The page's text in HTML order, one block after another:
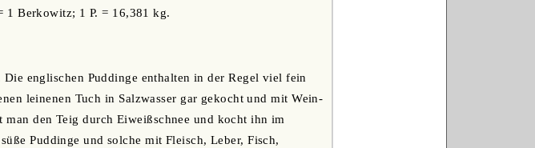
1 Berkowitz; 1 P. = 16,381 kg.
englischen Puddinge enthalten in der Regel viel fein
leinenen Tuch in Salzwasser gar gekocht und mit Wein-
den Teig durch Eiweißschnee und kocht ihn im
Puddinge und solche mit Fleisch, Leber, Fisch,